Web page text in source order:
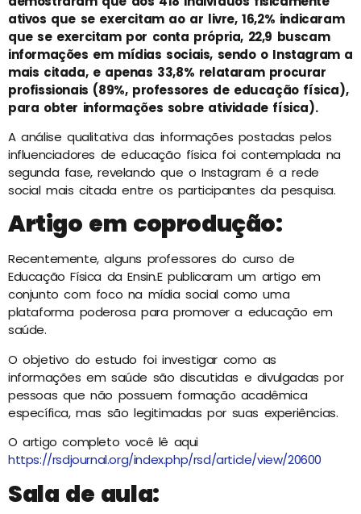
ativos que se exercitam ao ar livre, 16,2% indicaram
que se exercitam por conta própria, 22,9 buscam
informações em mídias sociais, sendo o Instagram a
mais citada, e apenas 33,8% relataram procurar
profissionais (89%, professores de educação física),
para obter informações sobre atividade física).
A análise qualitativa das informações postadas pelos
influenciadores de educação física foi contemplada na
segunda fase, revelando que o Instagram é a rede
social mais citada entre os participantes da pesquisa.
Artigo em coprodução:
Recentemente, alguns professores do curso de
Educação Física da Ensin.E publicaram um artigo em
conjunto com foco na mídia social como uma
plataforma poderosa para promover a educação em
saúde.
O objetivo do estudo foi investigar como as
informações em saúde são discutidas e divulgadas por
pessoas que não possuem formação acadêmica
específica, mas são legitimadas por suas experiências.
O artigo completo você lê aqui
https://rsdjournal.org/index.php/rsd/article/view/20600
Sala de aula: